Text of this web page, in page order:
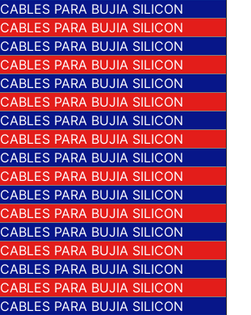
CABLES PARA BUJIA SILICON
CABLES PARA BUJIA SILICON
CABLES PARA BUJIA SILICON
CABLES PARA BUJIA SILICON
CABLES PARA BUJIA SILICON
CABLES PARA BUJIA SILICON
CABLES PARA BUJIA SILICON
CABLES PARA BUJIA SILICON
CABLES PARA BUJIA SILICON
CABLES PARA BUJIA SILICON
CABLES PARA BUJIA SILICON
CABLES PARA BUJIA SILICON
CABLES PARA BUJIA SILICON
CABLES PARA BUJIA SILICON
CABLES PARA BUJIA SILICON
CABLES PARA BUJIA SILICON
CABLES PARA BUJIA SILICON